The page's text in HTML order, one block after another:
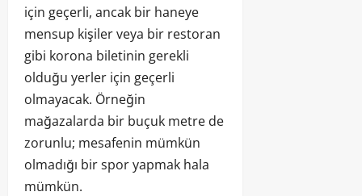
için geçerli, ancak bir haneye
mensup kişiler veya bir restoran
gibi korona biletinin gerekli
olduğu yerler için geçerli
olmayacak. Örneğin
mağazalarda bir buçuk metre de
zorunlu; mesafenin mümkün
olmadığı bir spor yapmak hala
mümkün.